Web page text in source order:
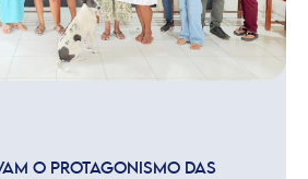
O PROTAGONISMO DAS